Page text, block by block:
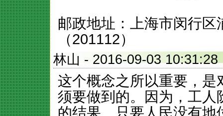
邮政地址：上海市闵行
（201112）
林山 - 2016-09-03
这个概念之所以重要，
须要做到的。因为，工
的结果。只要人民没有